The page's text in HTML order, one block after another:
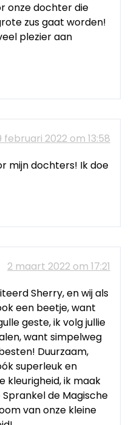
onze dochter die
zus gaat worden!
plezier aan
februari 2022 om 13:58
mijn dochters! Ik doe
2 maart 2022 om 17:21
Sherry, en wij als
een beetje, want
geste, ik volg jullie
want simpelweg
Duurzaam,
superleuk en
kleurigheid, ik maak
de Magische
van onze kleine